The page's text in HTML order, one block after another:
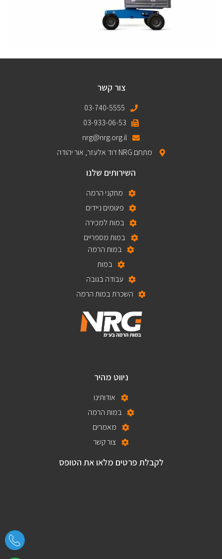
צור קשר
03-740-5555
03-933-06-53
nrg@nrg.org.il
מתחם NRG דוד אלעזר, אור יהודה
השירותים שלנו
מתקני הרמה
פיגומים ניידים
במות למכירה
במות מספריים
במות הרמה
במות
עבודה בגובה
השכרת במות הרמה
ניווט מהיר
אודותינו
במות הרמה
מאמרים
צור קשר
לקבלת פרטים מלאו את הטופס